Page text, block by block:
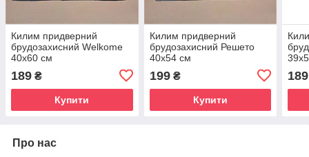
Килим придверний
брудозахисний Welkome
40х60 см
189 ₴
Купити
Килим придверний
брудозахисний Решето
40х54 см
199₴
Купити
189
Про нас